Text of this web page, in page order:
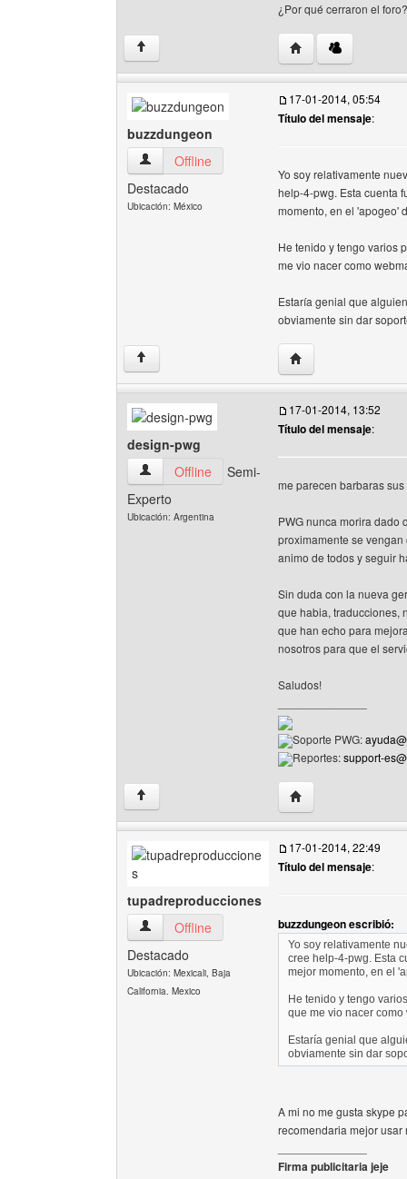
¿Por qué cerraron el foro?
↑ Visitar sitio web del
buzzdungeon
buzzdungeon Ver perfil del usuario
Offline
Destacado
Ubicación: México
17-01-2014, 05:54
Título del mensaje:
Yo soy relativamente
help-4-pwg. Esta cuenta
momento, en el 'apogeo'
He tenido y tengo varios
me vio nacer como
Estaría genial que
obviamente sin dar
↑ Visitar sitio web del
design-pwg
design-pwg Ver perfil del usuario
Offline
Semi-
Experto
Ubicación: Argentina
17-01-2014, 13:52
Título del mensaje:
me parecen barbaras
PWG nunca morira dado
proximamente se
animo de todos y seguir
Sin duda con la nueva
que habia, traducciones,
que han echo para
nosotros para que el
Saludos!
Soporte PWG:
Reportes:support-
↑ Visitar sitio web del
tupadreproducciones
tupadreproducciones Ver perfil del usuario
Offline
Destacado
Ubicación: Mexicali, Baja
California. Mexico
17-01-2014, 22:49
Título del mensaje:
buzzdungeon escribió:
Yo soy relativamente
cree help-4-pwg. Esta
mejor momento, en el
He tenido y tengo
que me vio nacer como
Estaría genial que
obviamente sin dar
A mi no me gusta skype
recomendaria mejor
Firma publicitaria jeje